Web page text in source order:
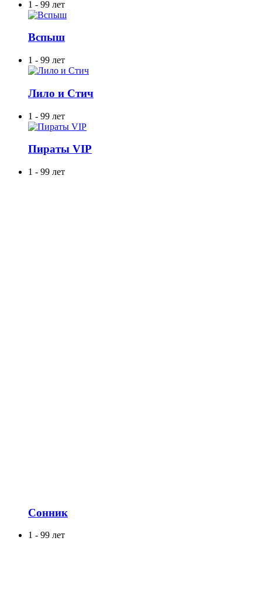
1 - 99 лет
Вспыш
1 - 99 лет
Лило и Стич
1 - 99 лет
Пираты VIP
1 - 99 лет
Сонник
1 - 99 лет